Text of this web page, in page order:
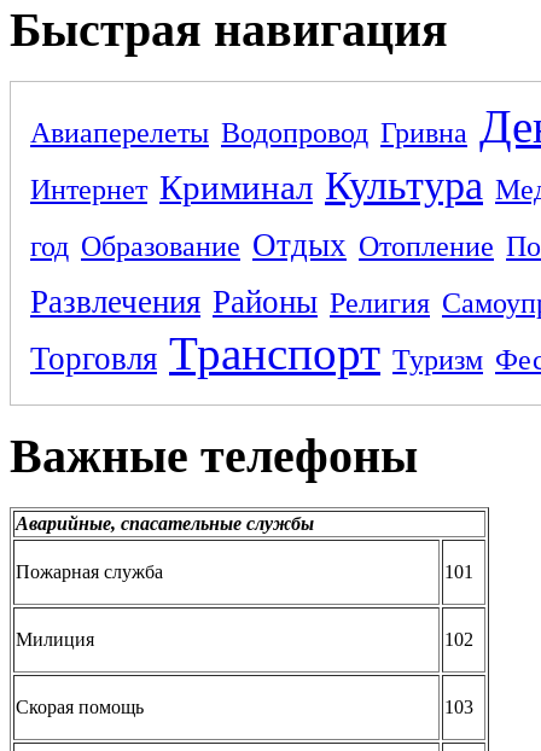
Быстрая навигация
Авиаперелеты Водопровод Гривна
Интернет Криминал Культура
год Образование Отдых Отопление
Развлечения Районы Религия
Торговля Транспорт Туризм
Важные телефоны
Аварийные, спасательные службы
Пожарная служба 101
Милиция 102
Скорая помощь 103